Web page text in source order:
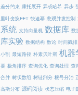
差分约束 康托展开 异或哈希 异步
里叶变换FFT 快速幂 悲观并发控制
系统 支持向量机 数据库 数
库实验 数据结构 数论 时间戳排
小割 最短路径 朴素贝叶斯 机器
要 极角排序 查询优化 查询处理 查
合并 树状数组 树链剖分 根号分治
高斯分布 源码阅读 状态压缩 电子